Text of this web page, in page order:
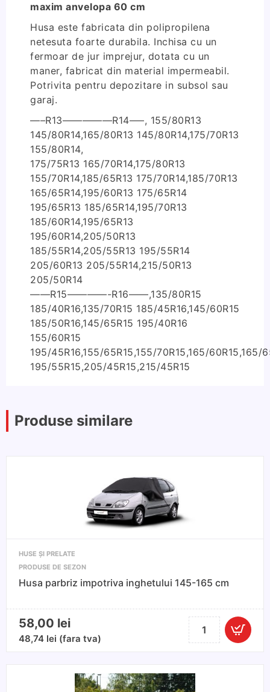
maxim anvelopa 60 cm
Husa este fabricata din polipropilena
netesuta foarte durabila. Inchisa cu un
fermoar de jur imprejur, dotata cu un
maner, fabricat din material impermeabil.
Potrivita pentru depozitare in subsol sau
garaj.
—–R13—————R14—–, 155/80R13
145/80R14,165/80R13 145/80R14,175/70R13
155/80R14,
175/75R13 165/70R14,175/80R13
155/70R14,185/65R13 175/70R14,185/70R13
165/65R14,195/60R13 175/65R14
195/65R13 185/65R14,195/70R13
185/60R14,195/65R13
195/60R14,205/50R13
185/55R14,205/55R13 195/55R14
205/60R13 205/55R14,215/50R13
205/50R14
——R15————-R16——,135/80R15
185/40R16,135/70R15 185/45R16,145/60R15
185/50R16,145/65R15 195/40R16
155/60R15
195/45R16,155/65R15,155/70R15,165/60R15,165/
195/55R15,205/45R15,215/45R15
Produse similare
HUSE ȘI PRELATE
PRODUSE DE SEZON
Husa parbriz impotriva inghetului 145-165 cm
58,00 lei
48,74 lei (fara tva)
Cantitate
Husa
inghetului